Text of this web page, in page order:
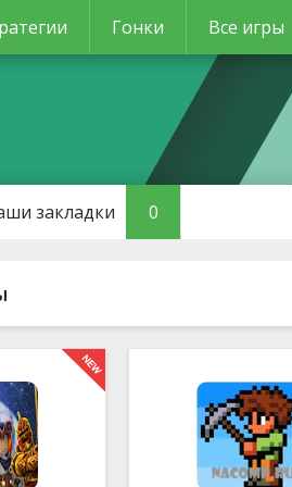
Гонки Все игры
закладки 0